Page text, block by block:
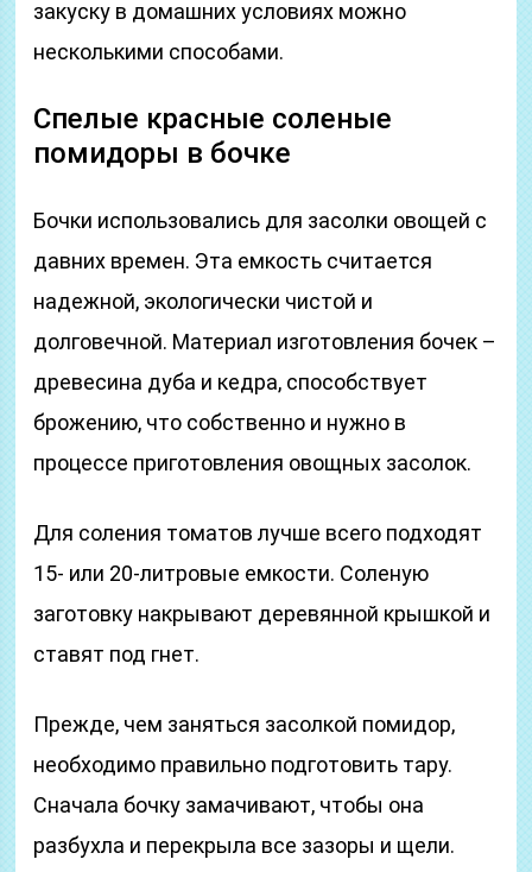
закуску в домашних условиях можно
несколькими способами.
Спелые красные соленые
помидоры в бочке
Бочки использовались для засолки овощей с
давних времен. Эта емкость считается
надежной, экологически чистой и
долговечной. Материал изготовления бочек –
древесина дуба и кедра, способствует
брожению, что собственно и нужно в
процессе приготовления овощных засолок.
Для соления томатов лучше всего подходят
15- или 20-литровые емкости. Соленую
заготовку накрывают деревянной крышкой и
ставят под гнет.
Прежде, чем заняться засолкой помидор,
необходимо правильно подготовить тару.
Сначала бочку замачивают, чтобы она
разбухла и перекрыла все зазоры и щели.